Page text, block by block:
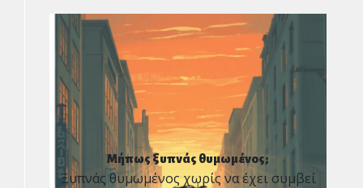
Μήπως ξυπνάς θυμωμένος;
Ξυπνάς θυμωμένος χωρίς να έχει συμβεί